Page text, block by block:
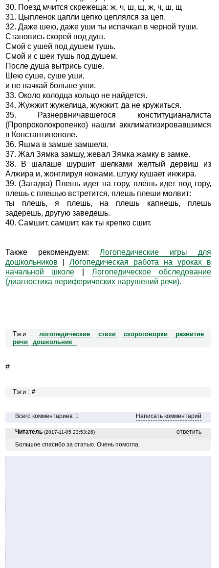
30. Поезд мчится скрежеща: ж, ч, ш, щ, ж, ч, ш, щ
31. Цыпленок цапли цепко цеплялся за цеп.
32. Даже шею, даже уши ты испачкал в черной туши.
Становись скорей под душ.
Смой с ушей под душем тушь.
Смой и с шеи тушь под душем.
После душа вытрись суше.
Шею суше, суше уши,
и не пачкай больше уши.
33. Около колодца кольцо не найдется.
34. Жужжит жужелица, жужжит, да не кружиться.
35. Разнервничавшегося конституцианалиста
(Пропроколокропенко) нашли акклиматизировавшимся
в Константинополе.
36. Яшма в замше замшела.
37. Жал Зямка замшу, жевал Зямка жамку в замке.
38. В шалаше шуршит шелками желтый дервиш из
Алжира и, жонглируя ножами, штуку кушает инжира.
39. (Загадка) Плешь идет на гору, плешь идет под гору,
плешь с плешью встретится, плешь плеши молвит:
ты плешь, я плешь, на плешь капнешь, плешь
задерешь, другую заведешь.
40. Самшит, самшит, как ты крепко сшит.
Также рекомендуем: Логопедические игры для
дошкольников
Логопедическая работа на уроках в
начальной школе |Логопедическое обследование
(диагностика периферических нарушений речи).
Тэги : логопедические стихи скороговорки
развитие
речи
дошкольник
#
Тэги : #
Всего комментариев: 1 Написать комментарий
Читатель (2017-11-05 23:53:26)
ответить
Большое спасибо за статью. Очень помогла.